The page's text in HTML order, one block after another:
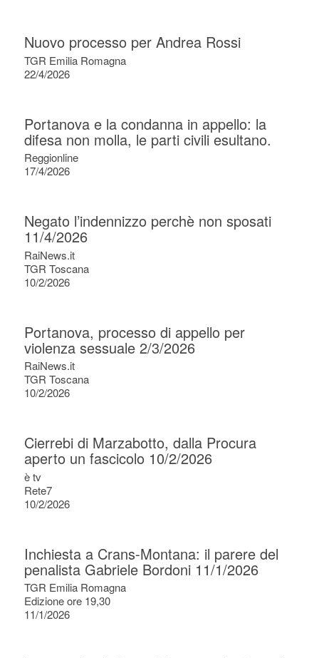
Nuovo processo per Andrea Rossi
TGR Emilia Romagna
22/4/2026
Portanova e la condanna in appello: la
difesa non molla, le parti civili esultano.
Reggionline
17/4/2026
Negato l’indennizzo perchè non sposati
11/4/2026
RaiNews.it
TGR Toscana
10/2/2026
Portanova, processo di appello per
violenza sessuale 2/3/2026
RaiNews.it
TGR Toscana
10/2/2026
Cierrebi di Marzabotto, dalla Procura
aperto un fascicolo 10/2/2026
è tv
Rete7
10/2/2026
Inchiesta a Crans-Montana: il parere del
penalista Gabriele Bordoni 11/1/2026
TGR Emilia Romagna
Edizione ore 19,30
11/1/2026